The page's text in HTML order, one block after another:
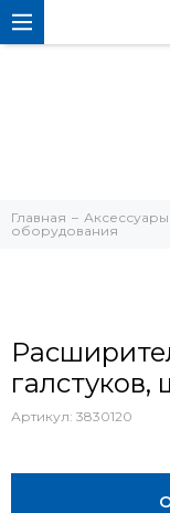
Главная
оборудования
галстуков,
Артикул: 3830120